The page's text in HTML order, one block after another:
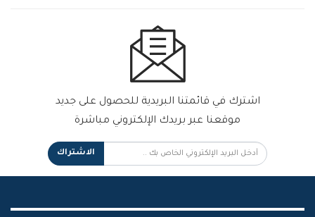
اشترك في قائمتنا البريدية للحصول على جديد
موقعنا عبر بريدك الإلكتروني مباشرة
الاشتراك